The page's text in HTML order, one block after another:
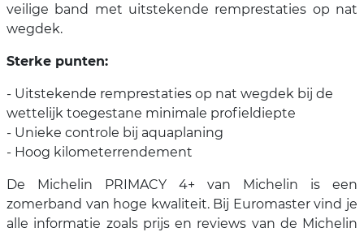
veilige band met uitstekende remprestaties op nat
wegdek.
Sterke punten:
- Uitstekende remprestaties op nat wegdek bij de
wettelijk toegestane minimale profieldiepte
- Unieke controle bij aquaplaning
- Hoog kilometerrendement
De Michelin PRIMACY 4+ van Michelin is een
zomerband van hoge kwaliteit. Bij Euromaster vind je
alle informatie zoals prijs en reviews van de Michelin